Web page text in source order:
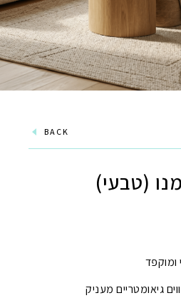
BACK
(טבעי)
ומוקפד
גיאומטריים מעניק